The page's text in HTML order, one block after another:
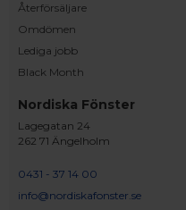
Återförsäljare
Omdömen
Lediga jobb
Black Month
Nordiska Fönster
Lagegatan 24
262 71 Ängelholm
0431 - 37 14 00
info@nordiskafonster.se